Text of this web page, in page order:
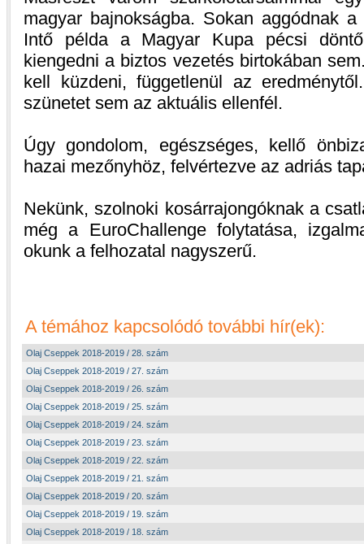
magyar bajnokságba. Sokan aggódnak
Intő példa a Magyar Kupa pécsi
kiengedni a biztos vezetés birtokában
kell küzdeni, függetlenül az
szünetet sem az aktuális ellenfél.
Úgy gondolom, egészséges, kellő
hazai mezőnyhöz, felvértezve az adriás
Nekünk, szolnoki kosárrajongóknak a
még a EuroChallenge folytatása,
okunk a felhozatal nagyszerű.
A témához kapcsolódó további hír(ek):
Olaj Cseppek 2018-2019 / 28. szám
Olaj Cseppek 2018-2019 / 27. szám
Olaj Cseppek 2018-2019 / 26. szám
Olaj Cseppek 2018-2019 / 25. szám
Olaj Cseppek 2018-2019 / 24. szám
Olaj Cseppek 2018-2019 / 23. szám
Olaj Cseppek 2018-2019 / 22. szám
Olaj Cseppek 2018-2019 / 21. szám
Olaj Cseppek 2018-2019 / 20. szám
Olaj Cseppek 2018-2019 / 19. szám
Olaj Cseppek 2018-2019 / 18. szám